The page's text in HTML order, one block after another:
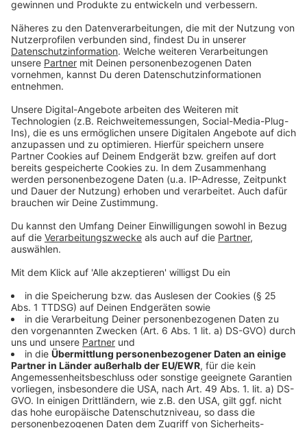
Befragungen begleitet. Nach ersten Ergebnissen gab
es weniger Unfälle und weniger Konflikte zwischen
Fuß- und Radverkehr. Den umfassenden Bericht dazu
will die Union in der kommenden Woche im Ordnungs-
und Verkehrsausschuss vorstellen.
Weitere Infos und Links zum Thema:
Anzeige
ungewiss
vorgestellt
Neue Radwege in Pempelfort
Neue Radleitroute von Meerbusch nach Gerresheim
Düsseldorf: Erste Radleitroute kommt gut voran
Anzeige